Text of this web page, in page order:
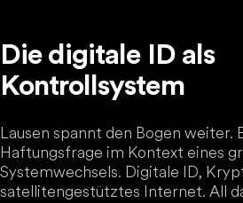
Die digitale ID als
Kontrollsystem
Lausen spannt den Bogen weiter.
Haftungsfrage im Kontext eines
Systemwechsels. Digitale ID,
satellitengestütztes Internet. All